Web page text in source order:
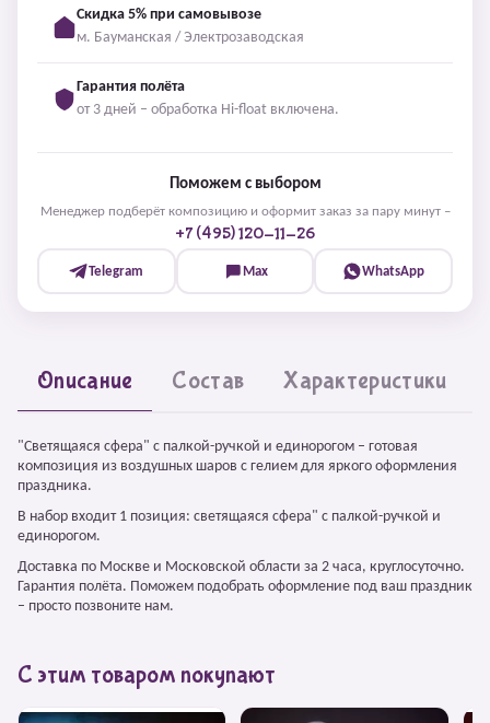
Скидка 5% при самовывозе
м. Бауманская / Электрозаводская
Гарантия полёта
от 3 дней – обработка Hi-float включена.
Поможем с выбором
Менеджер подберёт композицию и оформит заказ за пару минут –
+7 (495) 120-11-26
Telegram Max WhatsApp
Описание Состав Характеристики
"Светящаяся сфера" с палкой-ручкой и единорогом – готовая
композиция из воздушных шаров с гелием для яркого оформления
праздника.
В набор входит 1 позиция: светящаяся сфера" с палкой-ручкой и
единорогом.
Доставка по Москве и Московской области за 2 часа, круглосуточно.
Гарантия полёта. Поможем подобрать оформление под ваш праздник
– просто позвоните нам.
С этим товаром покупают